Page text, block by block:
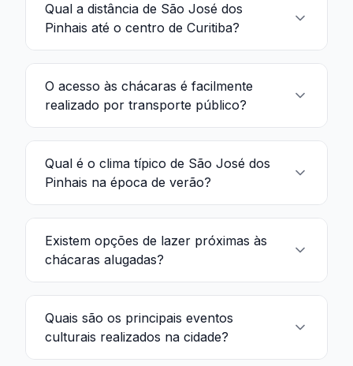
Qual a distância de São José dos
Pinhais até o centro de Curitiba?
O acesso às chácaras é facilmente
realizado por transporte público?
Qual é o clima típico de São José dos
Pinhais na época de verão?
Existem opções de lazer próximas às
chácaras alugadas?
Quais são os principais eventos
culturais realizados na cidade?